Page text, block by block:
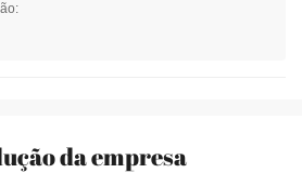
da empresa